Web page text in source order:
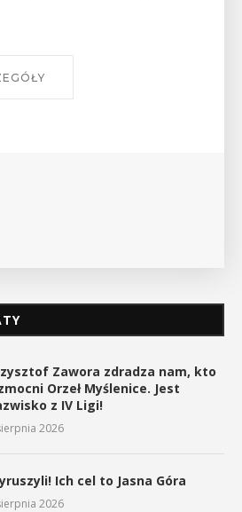
myślenickich
o godz. 17 w Miejskiej
Zawora zdradza nam, kto
Orzeł Myślenice. Jest
z IV Ligi!
2026
Ich cel to Jasna Góra
2026